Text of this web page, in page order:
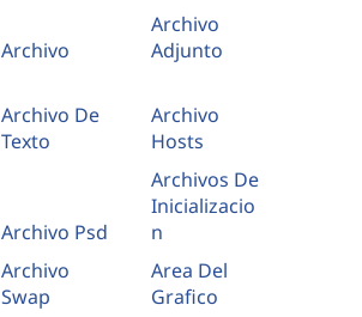
Archivo
Archivo
Adjunto
Archivo De
Texto
Archivo
Hosts
Archivo Psd
Archivos De
Inicializacio
n
Archivo
Swap
Area Del
Grafico